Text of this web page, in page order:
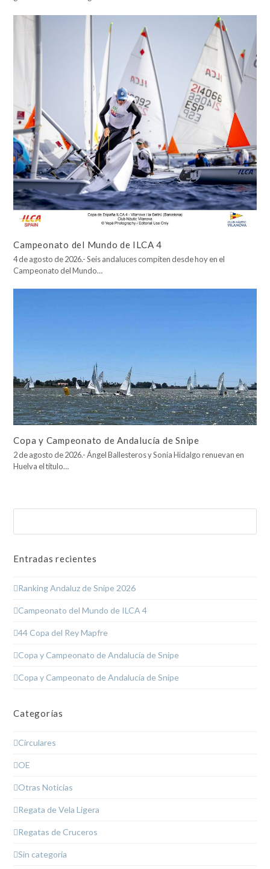
Campeonato del Mundo de ILCA 4
4 de agosto de 2026.- Seis andaluces compiten desde hoy en el
Campeonato del Mundo…
Copa y Campeonato de Andalucía de Snipe
2 de agosto de 2026.- Ángel Ballesteros y Sonia Hidalgo renuevan en
Huelva el título…
Entradas recientes
Ranking Andaluz de Snipe 2026
Campeonato del Mundo de ILCA 4
44 Copa del Rey Mapfre
Copa y Campeonato de Andalucía de Snipe
Copa y Campeonato de Andalucía de Snipe
Categorías
Circulares
OE
Otras Noticias
Regata de Vela Ligera
Regatas de Cruceros
Sin categoría